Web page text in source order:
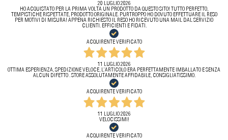
20 LUGLIO 2026
HO ACQUISTATO PER LA PRIMA VOLTA UN PRODOTTO DA QUESTO SITO! TUTTO PERFETTO,
TEMPISTICHE RISPETTATE, PRODOTTO ORIGINALE. PURTROPPO HO DOVUTO EFFETTUARE IL RESO
PER MOTIVI DI MISURA! APPENA RICHIESTO IL RESO HO RICEVUTO UNA MAIL DAL SERVIZIO
CLIENTI. EFFICIENTI E FIDATI.
ACQUIRENTE VERIFICATO
11 LUGLIO 2026
OTTIMA ESPERIENZA, SPEDIZIONE VELOCE, L’ARTICOLO ERA PERFETTAMENTE IMBALLATO E SENZA
ALCUN DIFETTO . STORE ASSOLUTAMENTE AFFIDABILE, CONSIGLIATISSIMO.
ACQUIRENTE VERIFICATO
11 LUGLIO 2026
VELOCISSIMI!
ACQUIRENTE VERIFICATO